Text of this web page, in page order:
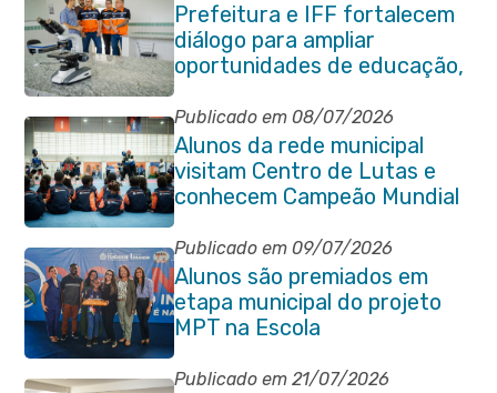
Prefeitura e IFF fortalecem
diálogo para ampliar
oportunidades de educação,
ciência e inovação em
Itaboraí
Publicado em 08/07/2026
Alunos da rede municipal
visitam Centro de Lutas e
conhecem Campeão Mundial
de Taekwondo
Publicado em 09/07/2026
Alunos são premiados em
etapa municipal do projeto
MPT na Escola
Publicado em 21/07/2026